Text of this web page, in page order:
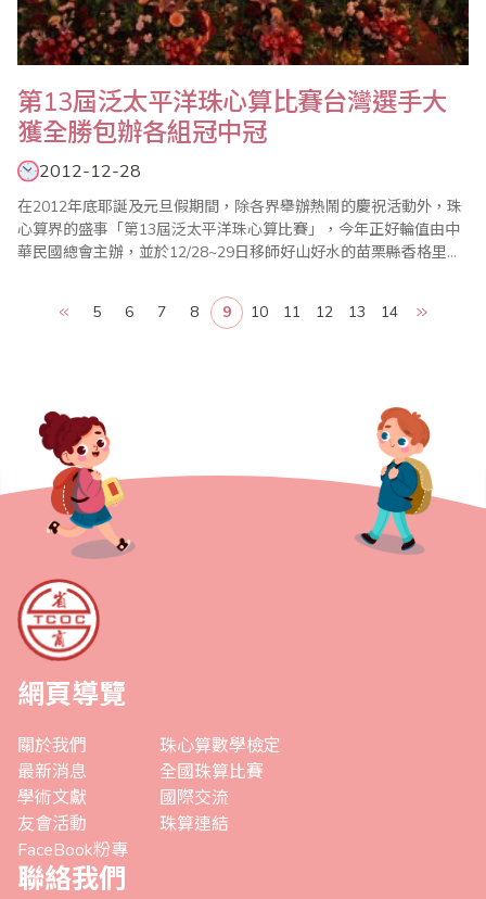
第13屆泛太平洋珠心算比賽台灣選手大
獲全勝包辦各組冠中冠
2012-12-28
在2012年底耶誕及元旦假期間，除各界舉辦熱鬧的慶祝活動外，珠
心算界的盛事「第13屆泛太平洋珠心算比賽」，今年正好輪值由中
華民國總會主辦，並於12/28~29日移師好山好水的苗栗縣香格里拉
參加之餘，也能深入體驗台灣風俗民情及文化，中華民國總會會長
廖正輝特別規劃成為2天1夜(包含賽前練習及交流、營火晚會、選手
5 6 7 8 9 10 11 12 13 14
網頁導覽
關於我們
最新消息
學術文獻
友會活動
FaceBook粉專
珠心算數學檢定
全國珠算比賽
國際交流
珠算連結
聯絡我們